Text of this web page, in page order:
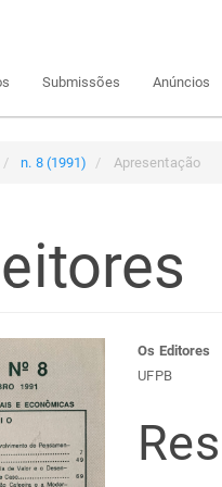
Submissões Anúncios
n. 8 (1991) Apresentação
do
Os Editores
UFPB